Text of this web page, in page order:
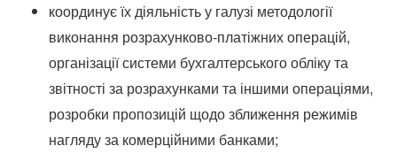
координує їх діяльність у галузі методології
виконання розрахунково-платіжних операцій,
організації системи бухгалтерського обліку та
звітності за розрахунками та іншими операціями,
розробки пропозицій щодо зближення режимів
нагляду за комерційними банками;